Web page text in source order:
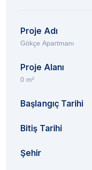
Proje Adı
Gökçe Apartmanı
Proje Alanı
0 m²
Başlangıç Tarihi
Bitiş Tarihi
Şehir